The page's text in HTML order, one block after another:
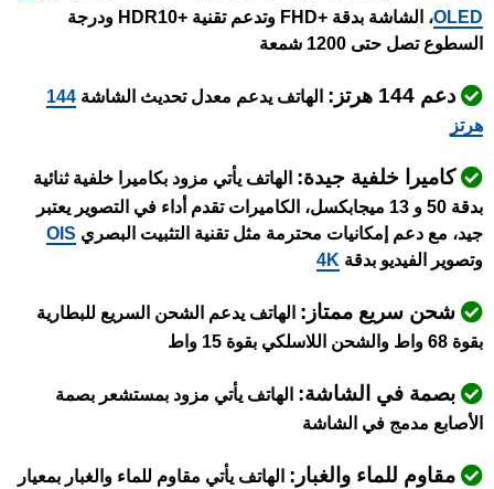
OLED
، الشاشة بدقة +FHD وتدعم تقنية +HDR10 ودرجة
السطوع تصل حتى 1200 شمعة
دعم 144 هرتز: الهاتف يدعم معدل تحديث الشاشة 144
هرتز
كاميرا خلفية جيدة: الهاتف يأتي مزود بكاميرا خلفية ثنائية
بدقة 50 و 13 ميجابكسل، الكاميرات تقدم أداء في التصوير يعتبر
جيد، مع دعم إمكانيات محترمة مثل تقنية التثبيت البصري OIS
وتصوير الفيديو بدقة 4K
شحن سريع ممتاز: الهاتف يدعم الشحن السريع للبطارية
بقوة 68 واط والشحن اللاسلكي بقوة 15 واط
بصمة في الشاشة: الهاتف يأتي مزود بمستشعر بصمة
الأصابع مدمج في الشاشة
مقاوم للماء والغبار: الهاتف يأتي مقاوم للماء والغبار بمعيار